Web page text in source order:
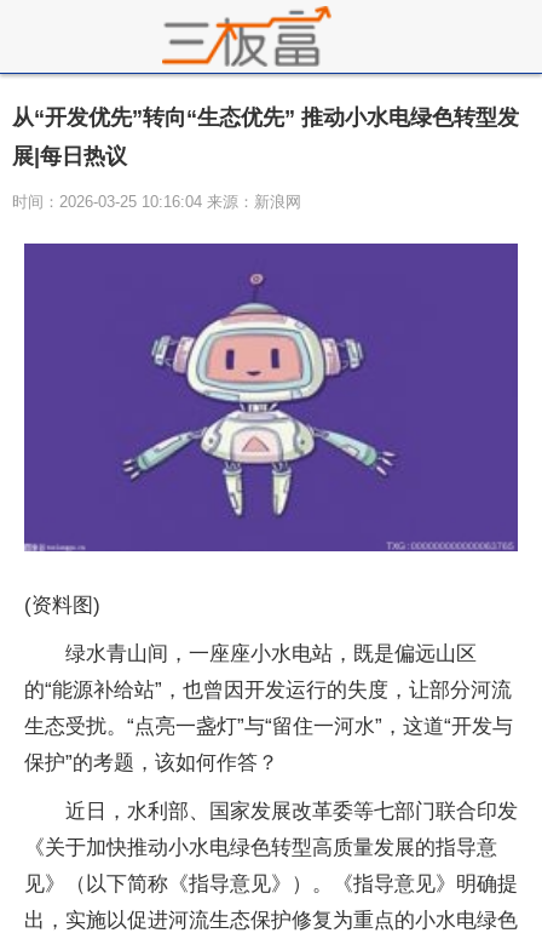
从“开发优先”转向“生态优先” 推动小水电绿色转型发
展|每日热议
时间：2026-03-25 10:16:04 来源：新浪网
(资料图)
绿水青山间，一座座小水电站，既是偏远山区
的“能源补给站”，也曾因开发运行的失度，让部分河流
生态受扰。“点亮一盏灯”与“留住一河水”，这道“开发与
保护”的考题，该如何作答？
近日，水利部、国家发展改革委等七部门联合印发
《关于加快推动小水电绿色转型高质量发展的指导意
见》（以下简称《指导意见》）。《指导意见》明确提
出，实施以促进河流生态保护修复为重点的小水电绿色